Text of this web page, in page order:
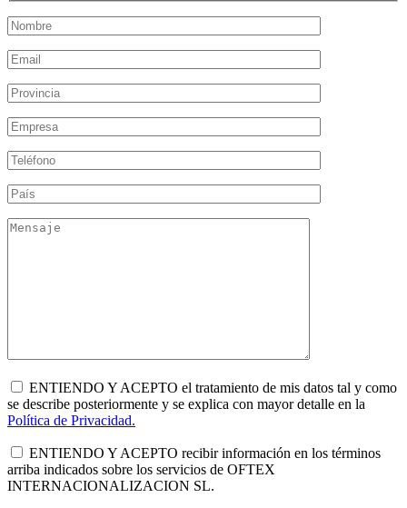
ENTIENDO Y ACEPTO el tratamiento de mis datos tal y como
se describe posteriormente y se explica con mayor detalle en la
Política de Privacidad.
ENTIENDO Y ACEPTO recibir información en los términos
arriba indicados sobre los servicios de OFTEX
INTERNACIONALIZACION SL.